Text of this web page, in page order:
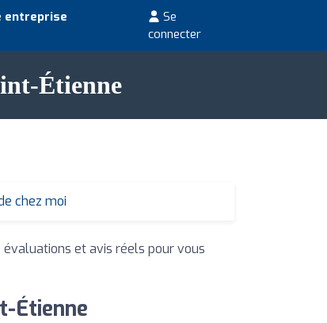
entreprise
Se
connecter
Étienne
chez moi
et avis réels pour vous
Étienne